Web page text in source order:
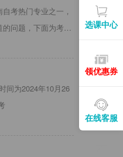
考热门专业之一，
问题，下面为考生
间为2024年10月26
选课中心
领优惠券
在线客服